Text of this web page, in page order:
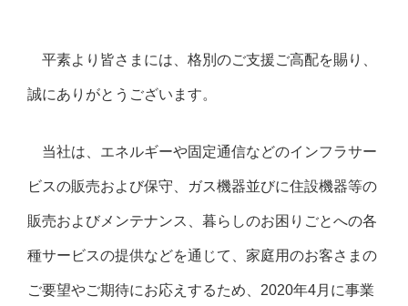
平素より皆さまには、格別のご支援ご高配を賜り、
誠にありがとうございます。
当社は、エネルギーや固定通信などのインフラサー
ビスの販売および保守、ガス機器並びに住設機器等の
販売およびメンテナンス、暮らしのお困りごとへの各
種サービスの提供などを通じて、家庭用のお客さまの
ご要望やご期待にお応えするため、2020年4月に事業